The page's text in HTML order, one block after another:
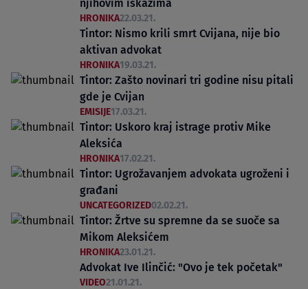
njihovim iskazima
HRONIKA22.03.21.
Tintor: Nismo krili smrt Cvijana, nije bio
aktivan advokat
HRONIKA19.03.21.
Tintor: Zašto novinari tri godine nisu pitali
gde je Cvijan
EMISIJE17.03.21.
Tintor: Uskoro kraj istrage protiv Mike
Aleksića
HRONIKA17.02.21.
Tintor: Ugrožavanjem advokata ugroženi i
građani
UNCATEGORIZED02.02.21.
Tintor: Žrtve su spremne da se suoče sa
Mikom Aleksićem
HRONIKA23.01.21.
Advokat Ive Ilinčić: "Ovo je tek početak"
VIDEO21.01.21.